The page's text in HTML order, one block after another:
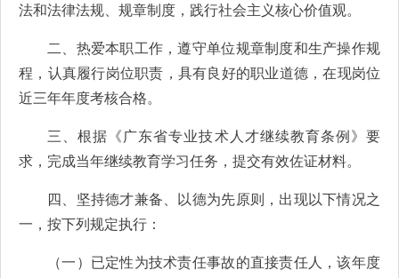
法和法律法规、规章制度，践行社会主义核心价值观。
二、热爱本职工作，遵守单位规章制度和生产操作规
程，认真履行岗位职责，具有良好的职业道德，在现岗位
近三年年度考核合格。
三、根据《广东省专业技术人才继续教育条例》要
求，完成当年继续教育学习任务，提交有效佐证材料。
四、坚持德才兼备、以德为先原则，出现以下情况之
一，按下列规定执行：
（一）已定性为技术责任事故的直接责任人，该年度